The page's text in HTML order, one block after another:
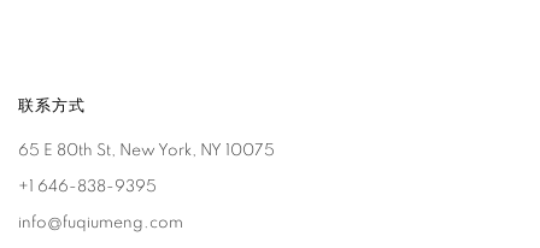
联系方式
65 E 80th St, New York, NY 10075
+1 646-838-9395
info@fuqiumeng.com